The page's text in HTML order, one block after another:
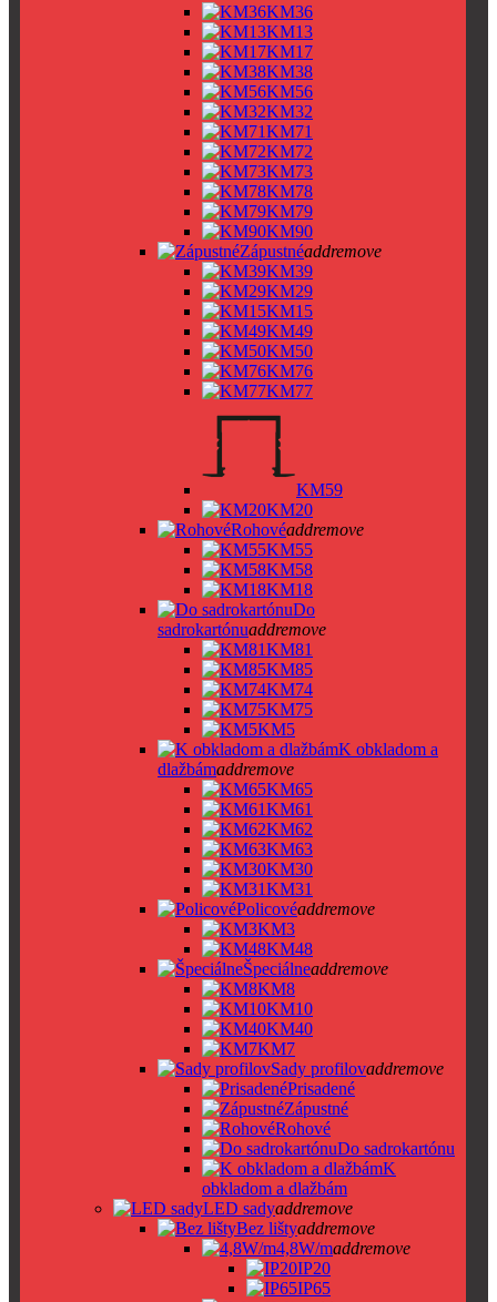
KM36
KM13
KM17
KM38
KM56
KM32
KM71
KM72
KM73
KM78
KM79
KM90
Zápustnéaddremove
KM39
KM29
KM15
KM49
KM50
KM76
KM77
KM59
KM20
Rohovéaddremove
KM55
KM58
KM18
Do
sadrokartónuaddremove
KM81
KM85
KM74
KM75
KM5
K obkladom a
dlažbámaddremove
KM65
KM61
KM62
KM63
KM30
KM31
Policovéaddremove
KM3
KM48
Špeciálneaddremove
KM8
KM10
KM40
KM7
Sady profilovaddremove
Prisadené
Zápustné
Rohové
Do sadrokartónu
K
obkladom a dlažbám
LED sadyaddremove
Bez lištyaddremove
4,8W/maddremove
IP20
IP65